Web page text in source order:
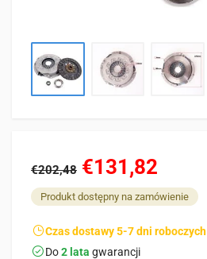
€202,48 €131,82
Produkt dostępny na zamówienie
Czas dostawy 5-7 dni roboczych
Do2 lata gwarancji